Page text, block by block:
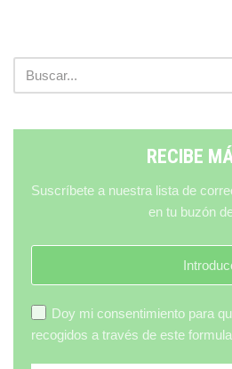
RECIBE
Suscríbete a nuestra lista de
en tu buzón
Doy mi consentimiento para
recogidos a través de este